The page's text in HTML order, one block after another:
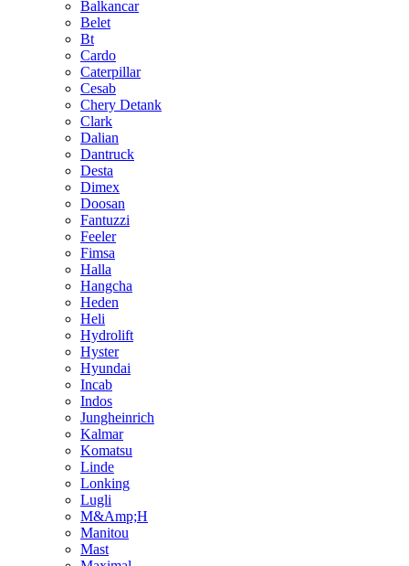
Balkancar
Belet
Bt
Cardo
Caterpillar
Cesab
Chery Detank
Clark
Dalian
Dantruck
Desta
Dimex
Doosan
Fantuzzi
Feeler
Fimsa
Halla
Hangcha
Heden
Heli
Hydrolift
Hyster
Hyundai
Incab
Indos
Jungheinrich
Kalmar
Komatsu
Linde
Lonking
Lugli
M&Amp;H
Manitou
Mast